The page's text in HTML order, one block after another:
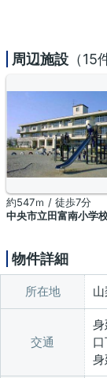
周辺施設 （15
約547ｍ / 徒歩7分
中央市立田富南小学
物件詳細
所在地
交通
身